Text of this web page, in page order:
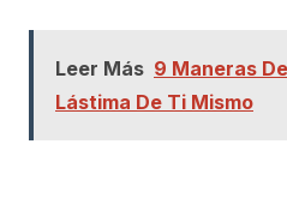
Leer Más 9 Maneras
Lástima De Ti Mismo